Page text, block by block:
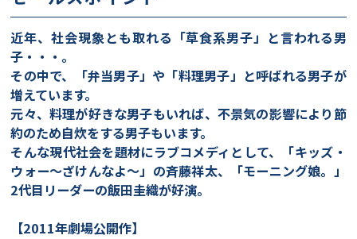
近年、社会現象とも取れる「草食系男子」と言われる男
子・・・。
その中で、「弁当男子」や「料理男子」と呼ばれる男子が
増えています。
元々、料理が好きな男子もいれば、不景気の影響により節
約のため自炊をする男子もいます。
そんな現代社会を題材にラブコメディとして、「キッズ・
ウォー～ざけんなよ～」の斉藤祥太、「モーニング娘。」
2代目リーダーの飯田圭織が好演。
【2011年劇場公開作】